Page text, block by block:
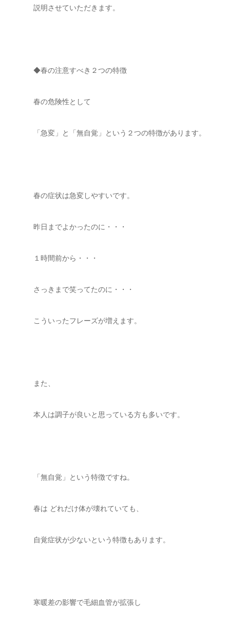
説明させていただきます。
◆春の注意すべき２つの特徴
春の危険性として
「急変」と「無自覚」という２つの特徴があります。
春の症状は急変しやすいです。
昨日までよかったのに・・・
１時間前から・・・
さっきまで笑ってたのに・・・
こういったフレーズが増えます。
また、
本人は調子が良いと思っている方も多いです。
「無自覚」という特徴ですね。
春は どれだけ体が壊れていても、
自覚症状が少ないという特徴もあります。
寒暖差の影響で毛細血管が拡張し